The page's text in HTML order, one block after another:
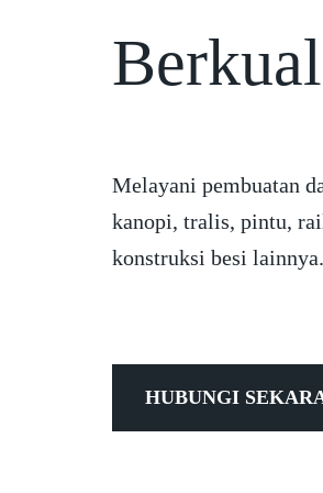
Melayani pembuatan
kanopi, tralis, pintu,
konstruksi besi lainnya.
HUBUNGI